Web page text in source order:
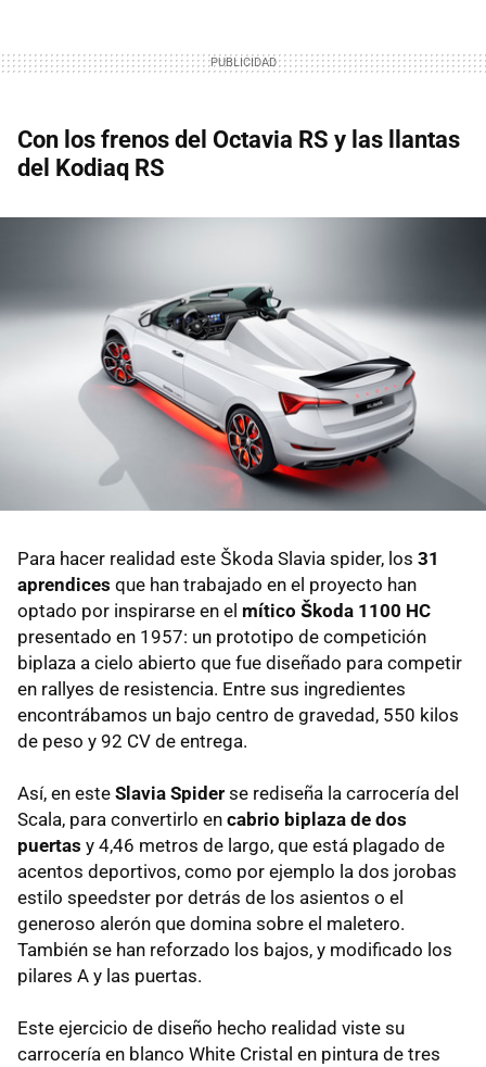
Con los frenos del Octavia RS y las llantas
del Kodiaq RS
Para hacer realidad este Škoda Slavia spider, los 31
aprendices que han trabajado en el proyecto han
optado por inspirarse en el mítico Škoda 1100 HC
presentado en 1957: un prototipo de competición
biplaza a cielo abierto que fue diseñado para competir
en rallyes de resistencia. Entre sus ingredientes
encontrábamos un bajo centro de gravedad, 550 kilos
de peso y 92 CV de entrega.
Así, en este Slavia Spider se rediseña la carrocería del
Scala, para convertirlo en cabrio biplaza de dos
puertas y 4,46 metros de largo, que está plagado de
acentos deportivos, como por ejemplo la dos jorobas
estilo speedster por detrás de los asientos o el
generoso alerón que domina sobre el maletero.
También se han reforzado los bajos, y modificado los
pilares A y las puertas.
Este ejercicio de diseño hecho realidad viste su
carrocería en blanco White Cristal en pintura de tres